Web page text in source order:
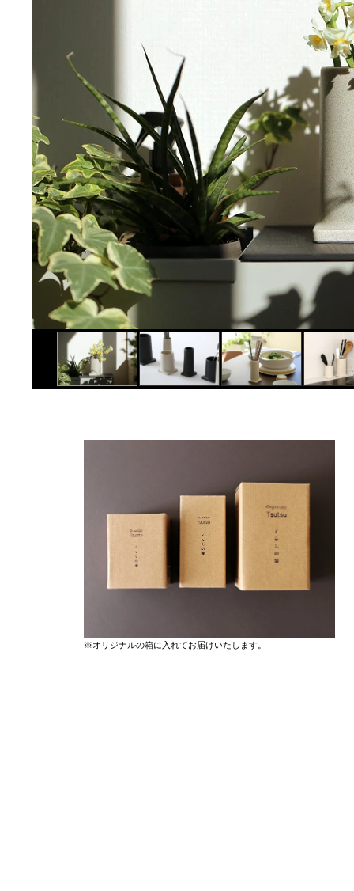
※オリジナルの箱に入れてお届けいたします。